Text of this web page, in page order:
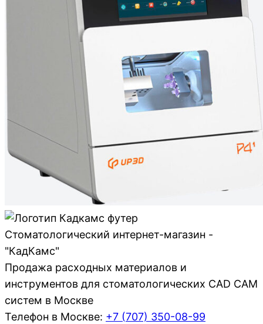
Стоматологический интернет-магазин -
"КадКамс"
Продажа расходных материалов и
инструментов для стоматологических CAD CAM
систем в Москве
Телефон в Москве: +7 (707) 350-08-99